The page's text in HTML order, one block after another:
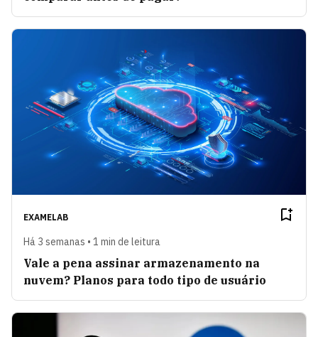
EXAMELAB
Há 3 semanas • 1 min de leitura
Vale a pena assinar armazenamento na
nuvem? Planos para todo tipo de usuário